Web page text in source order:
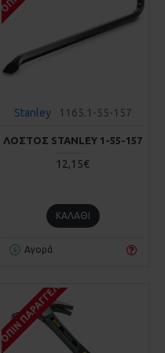
Stanley 1165.1-55-157
ΛΟΣΤΟΣ STANLEY 1-55-157
12,15€
ΚΑΛΆΘΙ
Αγορά
ΚΑΤΌΠΙΝ ΠΑΡΑΓΓΕΛΊΑΣ